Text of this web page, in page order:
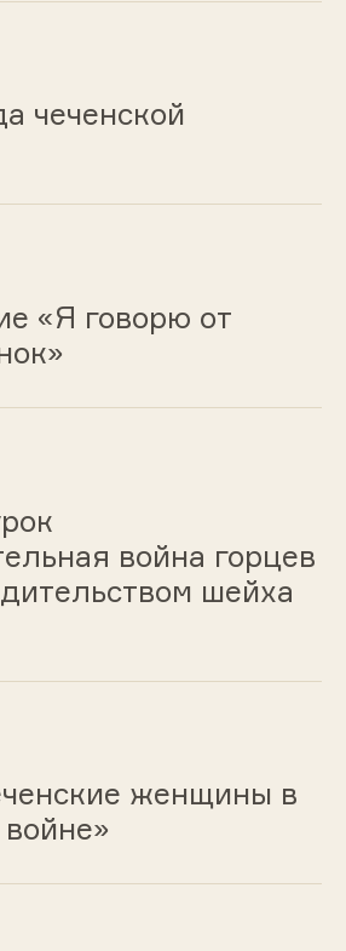
чеченской
«Я говорю от
война горцев
шейха
женщины в